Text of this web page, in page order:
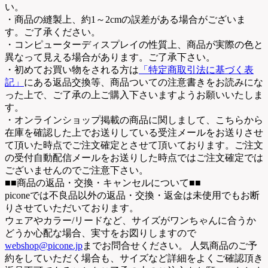
い。
・商品の縫製上、約1～2cmの誤差がある場合がございま
す。ご了承ください。
・コンピューターディスプレイの性質上、商品が実際の色と
異なって見える場合があります。ご了承下さい。
・初めてお買い物をされる方は 「特定商取引法に基づく表
記」 にある返品交換等、商品ついての注意書きをお読みにな
った上で、ご了承の上ご購入下さいますようお願いいたしま
す。
・オンラインショップ掲載の商品に関しまして、こちらから
在庫を確認した上でお送りしている受注メールをお送りさせ
て頂いた時点でご注文確定とさせて頂いております。ご注文
の受付自動配信メールをお送りした時点ではご注文確定では
ございませんのでご注意下さい。
■■商品の返品・交換・キャンセルについて■■
piconeでは不良品以外の返品・交換・返金は未使用でもお断
りさせていただいております。
ウェアやカラー/リードなど、サイズがワンちゃんに合うか
どうか心配な場合、実寸をお図りしますので
webshop@picone.jpまでお問合せください。 人気商品のご予
約をしていただく場合も、サイズなど詳細をよくご確認頂き